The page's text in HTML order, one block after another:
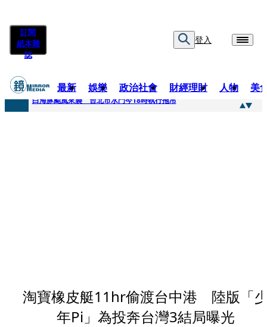
訂閱
紙本雜
誌
登入
最新 娛樂 政治社會 財經理財 人物 美
快訊
白海豚颱風來襲 台北市水門今18時執行拖吊
淘寶橡皮艇11hr偷渡台中港 陸版「
年Pi」為投奔台灣3結局曝光